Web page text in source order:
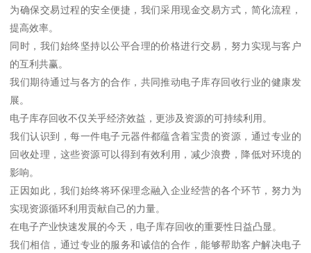
为确保交易过程的安全便捷，我们采用现金交易方式，简化流程，
提高效率。
同时，我们始终坚持以公平合理的价格进行交易，努力实现与客户
的互利共赢。
我们期待通过与各方的合作，共同推动电子库存回收行业的健康发
展。
电子库存回收不仅关乎经济效益，更涉及资源的可持续利用。
我们认识到，每一件电子元器件都蕴含着宝贵的资源，通过专业的
回收处理，这些资源可以得到有效利用，减少浪费，降低对环境的
影响。
正因如此，我们始终将环保理念融入企业经营的各个环节，努力为
实现资源循环利用贡献自己的力量。
在电子产业快速发展的今天，电子库存回收的重要性日益凸显。
我们相信，通过专业的服务和诚信的合作，能够帮助客户解决电子